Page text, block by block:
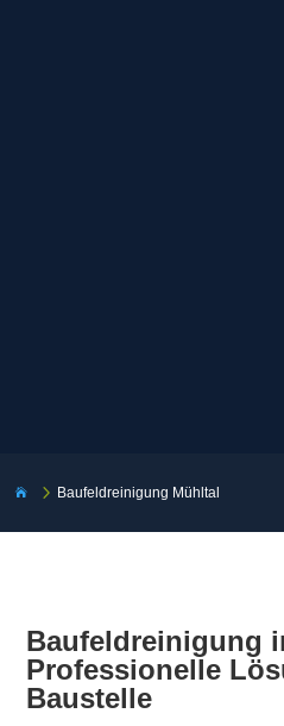
 5 Baufeldreinigung Mühltal
Baufeldreinigung
Professionelle
Baustelle